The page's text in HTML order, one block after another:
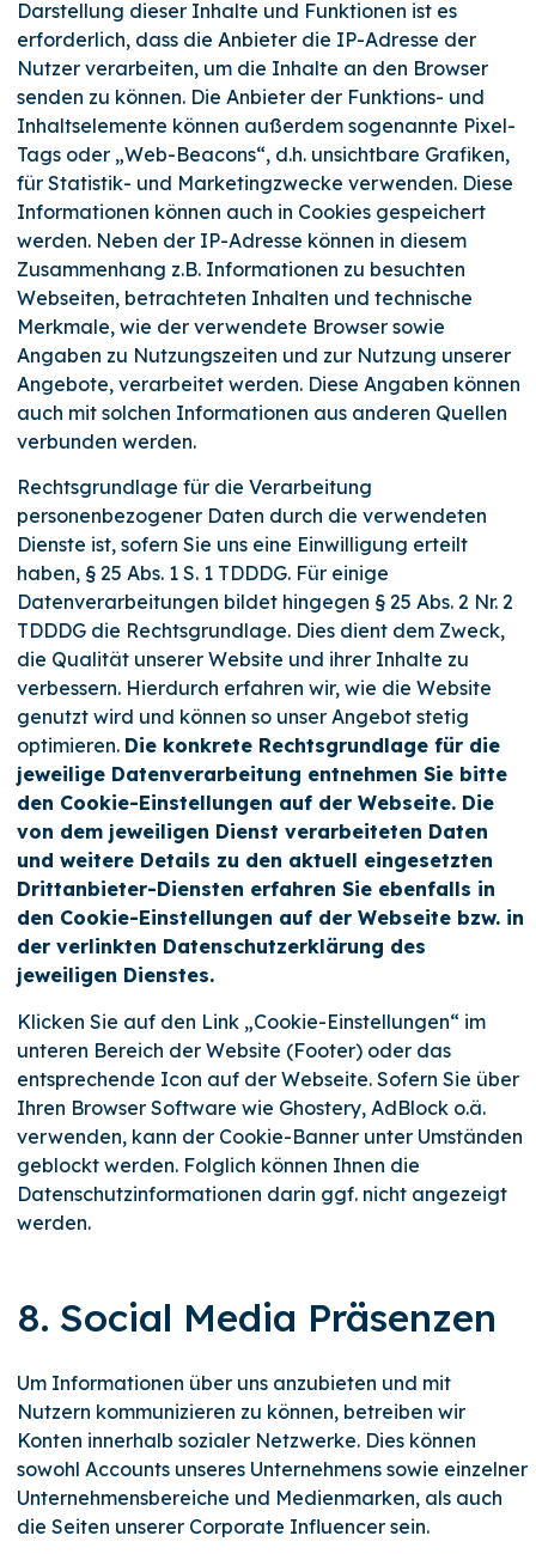
Darstellung dieser Inhalte und Funktionen ist es
erforderlich, dass die Anbieter die IP-Adresse der
Nutzer verarbeiten, um die Inhalte an den Browser
senden zu können. Die Anbieter der Funktions- und
Inhaltselemente können außerdem sogenannte Pixel-
Tags oder „Web-Beacons“, d.h. unsichtbare Grafiken,
für Statistik- und Marketingzwecke verwenden. Diese
Informationen können auch in Cookies gespeichert
werden. Neben der IP-Adresse können in diesem
Zusammenhang z.B. Informationen zu besuchten
Webseiten, betrachteten Inhalten und technische
Merkmale, wie der verwendete Browser sowie
Angaben zu Nutzungszeiten und zur Nutzung unserer
Angebote, verarbeitet werden. Diese Angaben können
auch mit solchen Informationen aus anderen Quellen
verbunden werden.
Rechtsgrundlage für die Verarbeitung
personenbezogener Daten durch die verwendeten
Dienste ist, sofern Sie uns eine Einwilligung erteilt
haben, § 25 Abs. 1 S. 1 TDDDG. Für einige
Datenverarbeitungen bildet hingegen § 25 Abs. 2 Nr. 2
TDDDG die Rechtsgrundlage. Dies dient dem Zweck,
die Qualität unserer Website und ihrer Inhalte zu
verbessern. Hierdurch erfahren wir, wie die Website
genutzt wird und können so unser Angebot stetig
optimieren. Die konkrete Rechtsgrundlage für die
jeweilige Datenverarbeitung entnehmen Sie bitte
den Cookie-Einstellungen auf der Webseite. Die
von dem jeweiligen Dienst verarbeiteten Daten
und weitere Details zu den aktuell eingesetzten
Drittanbieter-Diensten erfahren Sie ebenfalls in
den Cookie-Einstellungen auf der Webseite bzw. in
der verlinkten Datenschutzerklärung des
jeweiligen Dienstes.
Klicken Sie auf den Link „Cookie-Einstellungen“ im
unteren Bereich der Website (Footer) oder das
entsprechende Icon auf der Webseite. Sofern Sie über
Ihren Browser Software wie Ghostery, AdBlock o.ä.
verwenden, kann der Cookie-Banner unter Umständen
geblockt werden. Folglich können Ihnen die
Datenschutzinformationen darin ggf. nicht angezeigt
werden.
8. Social Media Präsenzen
Um Informationen über uns anzubieten und mit
Nutzern kommunizieren zu können, betreiben wir
Konten innerhalb sozialer Netzwerke. Dies können
sowohl Accounts unseres Unternehmens sowie einzelner
Unternehmensbereiche und Medienmarken, als auch
die Seiten unserer Corporate Influencer sein.